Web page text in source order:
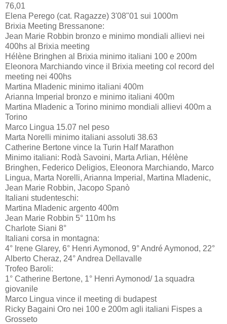
76,01
Elena Perego (cat. Ragazze) 3'08"01 sui 1000m
Brixia Meeting Bressanone:
Jean Marie Robbin bronzo e minimo mondiali allievi nei
400hs al Brixia meeting
Hélène Bringhen al Brixia minimo italiani 100 e 200m
Eleonora Marchiando vince il Brixia meeting col record del
meeting nei 400hs
Martina Mladenic minimo italiani 400m
Arianna Imperial bronzo e minimo italiani 400m
Martina Mladenic a Torino minimo mondiali allievi 400m a
Torino
Marco Lingua 15.07 nel peso
Marta Norelli minimo italiani assoluti 38.63
Catherine Bertone vince la Turin Half Marathon
Minimo italiani: Rodà Savoini, Marta Arlian, Hélène
Bringhen, Federico Deligios, Eleonora Marchiando, Marco
Lingua, Marta Norelli, Arianna Imperial, Martina Mladenic,
Jean Marie Robbin, Jacopo Spanò
Italiani studenteschi:
Martina Mladenic argento 400m
Jean Marie Robbin 5° 110m hs
Charlote Siani 8°
Italiani corsa in montagna:
4° Irene Glarey, 6° Henri Aymonod, 9° André Aymonod, 22°
Alberto Cheraz, 24° Andrea Dellavalle
Trofeo Baroli:
1° Catherine Bertone, 1° Henri Aymonod/ 1a squadra
giovanile
Marco Lingua vince il meeting di budapest
Ricky Bagaini Oro nei 100 e 200m agli italiani Fispes a
Grosseto